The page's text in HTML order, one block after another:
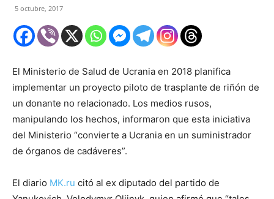
5 octubre, 2017
El Ministerio de Salud de Ucrania en 2018 planifica
implementar un proyecto piloto de trasplante de riñón de
un donante no relacionado. Los medios rusos,
manipulando los hechos, informaron que esta iniciativa
del Ministerio “convierte a Ucrania en un suministrador
de órganos de cadáveres”.
El diario MK.ru citó al ex diputado del partido de